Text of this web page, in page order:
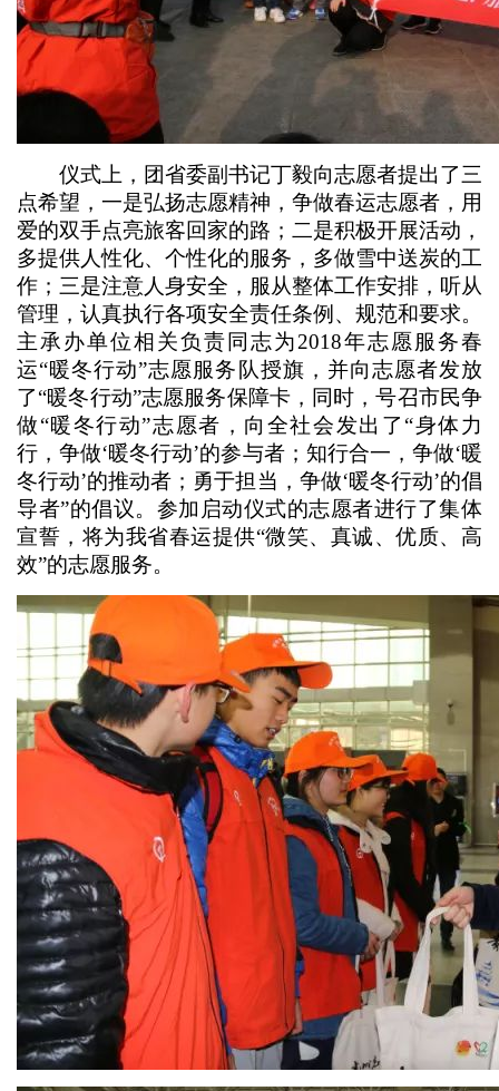
仪式上，团省委副书记丁毅向志愿者提出了三
点希望，一是弘扬志愿精神，争做春运志愿者，用
爱的双手点亮旅客回家的路；二是积极开展活动，
多提供人性化、个性化的服务，多做雪中送炭的工
作；三是注意人身安全，服从整体工作安排，听从
管理，认真执行各项安全责任条例、规范和要求。
主承办单位相关负责同志为2018年志愿服务春
运“暖冬行动”志愿服务队授旗，并向志愿者发放
了“暖冬行动”志愿服务保障卡，同时，号召市民争
做“暖冬行动”志愿者，向全社会发出了“身体力
行，争做‘暖冬行动’的参与者；知行合一，争做‘暖
冬行动’的推动者；勇于担当，争做‘暖冬行动’的倡
导者”的倡议。参加启动仪式的志愿者进行了集体
宣誓，将为我省春运提供“微笑、真诚、优质、高
效”的志愿服务。